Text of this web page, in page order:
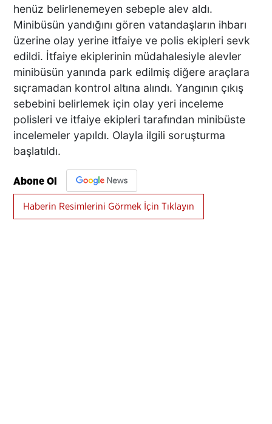
henüz belirlenemeyen sebeple alev aldı.
Minibüsün yandığını gören vatandaşların ihbarı
üzerine olay yerine itfaiye ve polis ekipleri sevk
edildi. İtfaiye ekiplerinin müdahalesiyle alevler
minibüsün yanında park edilmiş diğere araçlara
sıçramadan kontrol altına alındı. Yangının çıkış
sebebini belirlemek için olay yeri inceleme
polisleri ve itfaiye ekipleri tarafından minibüste
incelemeler yapıldı. Olayla ilgili soruşturma
başlatıldı.
Abone Ol
Haberin Resimlerini Görmek İçin Tıklayın